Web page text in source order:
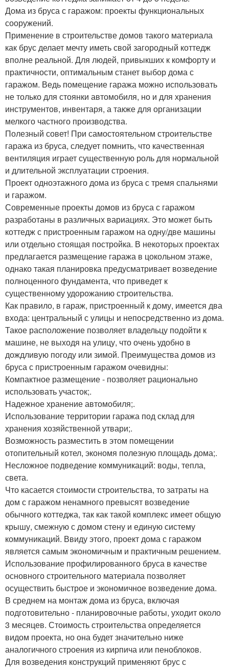
Дома из бруса с гаражом: проекты функциональных
сооружений.
Применение в строительстве домов такого материала
как брус делает мечту иметь свой загородный коттедж
вполне реальной. Для людей, привыкших к комфорту и
практичности, оптимальным станет выбор дома с
гаражом. Ведь помещение гаража можно использовать
не только для стоянки автомобиля, но и для хранения
инструментов, инвентаря, а также для организации
мелкого частного производства.
Полезный совет! При самостоятельном строительстве
гаража из бруса, следует помнить, что качественная
вентиляция играет существенную роль для нормальной
и длительной эксплуатации строения.
Проект одноэтажного дома из бруса с тремя спальнями
и гаражом.
Современные проекты домов из бруса с гаражом
разработаны в различных вариациях. Это может быть
коттедж с пристроенным гаражом на одну/две машины
или отдельно стоящая постройка. В некоторых проектах
предлагается размещение гаража в цокольном этаже,
однако такая планировка предусматривает возведение
полноценного фундамента, что приведет к
существенному удорожанию строительства.
Как правило, в гараж, пристроенный к дому, имеется два
входа: центральный с улицы и непосредственно из дома.
Такое расположение позволяет владельцу подойти к
машине, не выходя на улицу, что очень удобно в
дождливую погоду или зимой. Преимущества домов из
бруса с пристроенным гаражом очевидны:
Компактное размещение - позволяет рационально
использовать участок;.
Надежное хранение автомобиля;.
Использование территории гаража под склад для
хранения хозяйственной утвари;.
Возможность разместить в этом помещении
отопительный котел, экономя полезную площадь дома;.
Несложное подведение коммуникаций: воды, тепла,
света.
Что касается стоимости строительства, то затраты на
дом с гаражом ненамного превысят возведение
обычного коттеджа, так как такой комплекс имеет общую
крышу, смежную с домом стену и единую систему
коммуникаций. Ввиду этого, проект дома с гаражом
является самым экономичным и практичным решением.
Использование профилированного бруса в качестве
основного строительного материала позволяет
осуществить быстрое и экономичное возведение дома.
В среднем на монтаж дома из бруса, включая
подготовительно - планировочные работы, уходит около
3 месяцев. Стоимость строительства определяется
видом проекта, но она будет значительно ниже
аналогичного строения из кирпича или пеноблоков.
Для возведения конструкций применяют брус с